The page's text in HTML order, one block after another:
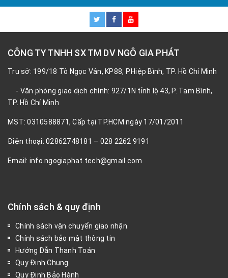
CÔNG TY TNHH SX TM DV NGÔ GIA PHÁT
Trụ sở: 199/18 Tô Ngọc Vân, KP88, P.Hiệp Bình, TP. Hồ Chí Minh
- Văn phòng giao dịch chính: 927/1N tỉnh lộ 43, P. Tam Bình,
TP. Hồ Chí Minh
MST: 0310588871, Cấp tại TP.HCM ngày 17/01/2011
Điện thoại: 02862748181 – 028 2262 9191
Email: info.ngogiaphat.tech@gmail.com
Chính sách & quy định
Chính sách vận chuyển giao nhận
Chính sách bảo mật thông tin
Hướng Dẫn Thanh Toán
Quy Định Chung
Quy Định Bảo Hành